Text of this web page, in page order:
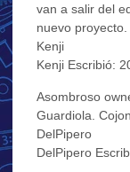
van a salir del
nuevo
Kenji
Kenji Escribió:
Asombroso
Guardiola.
DelPipero
DelPipero